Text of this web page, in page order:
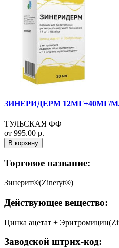
ЗИНЕРИДЕРМ 12МГ+40МГ/
ТУЛЬСКАЯ ФФ
от 995.00 р.
В корзину
Торговое название:
Зинерит®(Zineryt®)
Действующее вещество:
Цинка ацетат +
Заводской штрих-код: